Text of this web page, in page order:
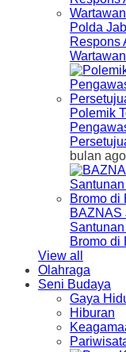
Polda
Respons
Wartawan
Polemik
bulan ago
BAZNAS
Bromo di
View all
Olahraga
Seni Budaya
Gaya
Hiburan